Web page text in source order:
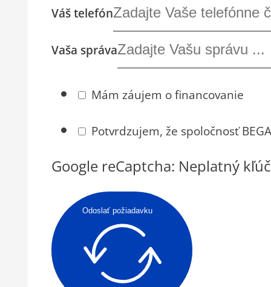
Váš telefón
Vaša správa
Mám záujem o financovanie
Potvrdzujem, že spoločnosť
Google reCaptcha: Neplatný
Odoslať požiadavku